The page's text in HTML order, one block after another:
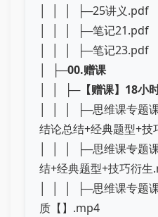
│ │ │ ├─25讲义.pdf
│ │ │ ├─笔记21.pdf
│ │ │ ├─笔记23.pdf
│ ├─00.赠课
│ │ ├─【赠课】18小
│ │ │ ├─思维课专题
结论总结+经典题型+
│ │ │ ├─思维课专题
结+经典题型+技巧衍生
│ │ │ ├─思维课专题
质【】.mp4